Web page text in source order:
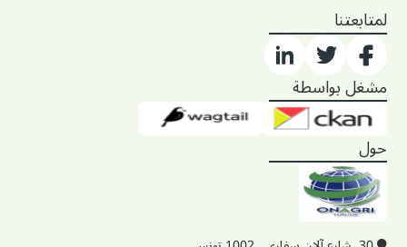
لمتابعتنا
مشغل بواسطة
حول